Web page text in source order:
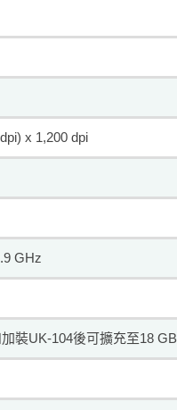
x 1,200 dpi
GHz
裝UK-104後可擴充至18 GB